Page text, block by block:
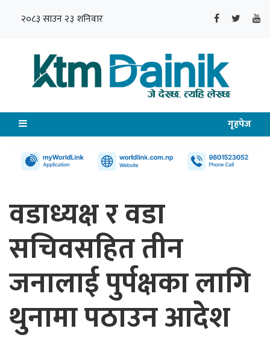
२०८३ साउन २३ शनिवार
गृहपेज
वडाध्यक्ष र वडा
सचिवसहित तीन
जनालाई पुर्पक्षका लागि
थुनामा पठाउन आदेश